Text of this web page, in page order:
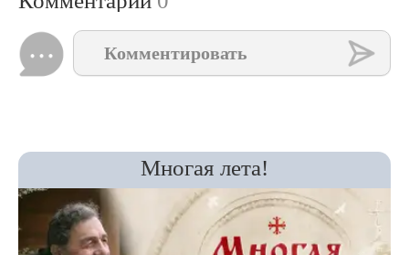
Комментировать
Многая лета!